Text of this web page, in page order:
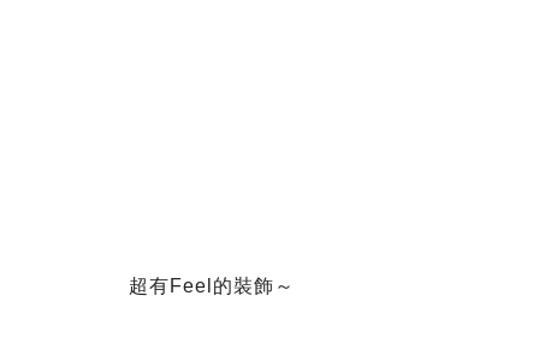
超有Feel的裝飾～